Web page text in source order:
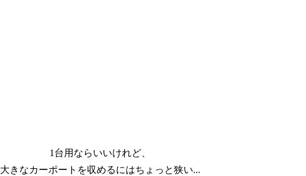
1台用ならいいけれど、
大きなカーポートを収めるにはちょっと狭い...